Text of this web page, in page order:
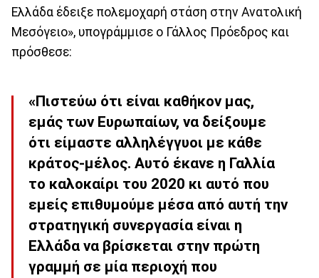
Ελλάδα έδειξε πολεμοχαρή στάση στην Ανατολική
Μεσόγειο», υπογράμμισε ο Γάλλος Πρόεδρος και
πρόσθεσε:
«Πιστεύω ότι είναι καθήκον μας,
εμάς των Ευρωπαίων, να δείξουμε
ότι είμαστε αλληλέγγυοι με κάθε
κράτος-μέλος. Αυτό έκανε η Γαλλία
το καλοκαίρι του 2020 κι αυτό που
εμείς επιθυμούμε μέσα από αυτή την
στρατηγική συνεργασία είναι η
Ελλάδα να βρίσκεται στην πρώτη
γραμμή σε μία περιοχή που